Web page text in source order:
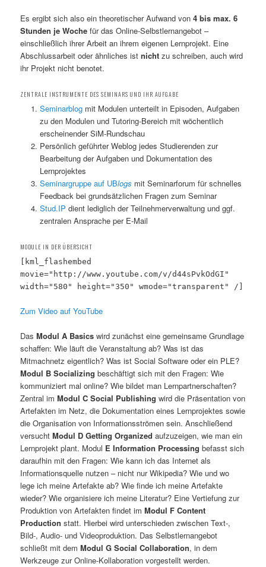
Es ergibt sich also ein theoretischer Aufwand von4 bis max. 6
Stunden je Woche für das Online-Selbstlernangebot –
einschließlich ihrer Arbeit an ihrem eigenen Lernprojekt. Eine
Abschlussarbeit oder ähnliches istnicht zu schreiben, auch wird
ihr Projekt nicht benotet.
ZENTRALE INSTRUMENTE DES SEMINARS UND IHR AUFGABE
Seminarblogmit Modulen unterteilt in Episoden, Aufgaben
zu den Modulen und Tutoring-Bereich mit wöchentlich
erscheinender SiM-Rundschau
Persönlich geführter Weblog jedes Studierenden zur
Bearbeitung der Aufgaben und Dokumentation des
Lernprojektes
Seminargruppe auf UBlogs mit Seminarforum für schnelles
Feedback bei grundsätzlichen Fragen zum Seminar
Stud.IP dient lediglich der Teilnehmerverwaltung und ggf.
zentralen Ansprache per E-Mail
MODULE IN DER ÜBERSICHT
[kml_flashembed
movie="http://www.youtube.com/v/d44sPvkOdGI"
width="580" height="350" wmode="transparent" /]
Zum Video auf YouTube
DasModul A Basics wird zunächst eine gemeinsame Grundlage
schaffen: Wie läuft die Veranstaltung ab? Was ist das
Mitmachnetz eigentlich? Was ist Social Software oder ein PLE?
Modul B Socializing beschäftigt sich mit den Fragen: Wie
kommuniziert mal online? Wie bildet man Lernpartnerschaften?
Zentral imModul C Social Publishing wird die Präsentation von
Artefakten im Netz, die Dokumentation eines Lernprojektes sowie
die Organisation von Informationsströmen sein. Anschließend
versuchtModul D Getting Organized aufzuzeigen, wie man ein
Lernprojekt plant. Modul E Information Processing befasst sich
daraufhin mit den Fragen: Wie kann ich das Internet als
Informationsquelle nutzen – nicht nur Wikipedia? Wie und wo
lege ich meine Artefakte ab? Wie finde ich meine Artefakte
wieder? Wie organisiere ich meine Literatur? Eine Vertiefung zur
Produktion von Artefakten findet imModul F Content
Production statt. Hierbei wird unterschieden zwischen Text-,
Bild-, Audio- und Videoproduktion. Das Selbstlernangebot
schließt mit demModul G Social Collaboration, in dem
Werkzeuge zur Online-Kollaboration vorgestellt werden.